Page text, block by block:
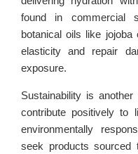
found in commercial
botanical oils like
elasticity and repair
exposure.
Sustainability is
contribute positively to
environmentally
seek products sourced